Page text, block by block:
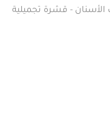
الأسنان - قشرة تجميلية